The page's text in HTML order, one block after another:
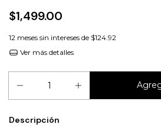
$1,499.00
12 meses sin intereses de $124.92
Ver más detalles
Descripción